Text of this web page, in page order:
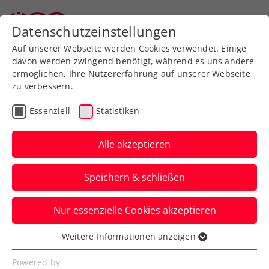
Zurück zur Newsübersicht
Turniere
Viel Spannung und
Klasse: U18-EM in
Oberpullendorf beendet
Die Sieger:innen der MEHRLEBEN – U18
European Junior Championships powered
by Finanzfuchsgruppe stehen.
Verfasst von: Presseaussendung / Redaktion, 24.09.2024
Datenschutzeinstellungen
Auf unserer Webseite werden Cookies verwendet. Einige
davon werden zwingend benötigt, während es uns andere
ermöglichen, Ihre Nutzererfahrung auf unserer Webseite
zu verbessern.
Essenziell Statistiken
Alle akzeptieren
Speichern & schließen
Nur essenzielle Cookies akzeptieren
Essenziell
Essenzielle Cookies werden für grundlegende
Weitere Informationen anzeigen
Powered by